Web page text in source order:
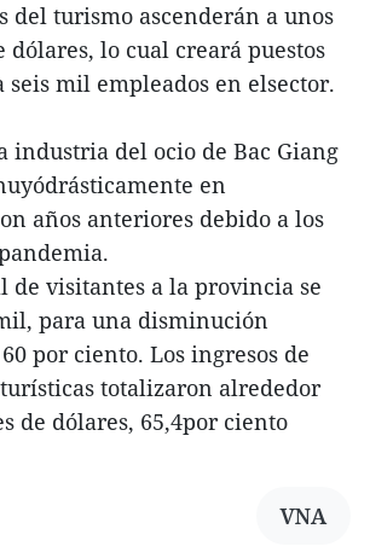
del turismo ascenderán a unos
dólares, lo cual creará puestos
seis mil empleados en elsector.
industria del ocio de Bac Giang
en
años anteriores debido a los
de visitantes a la provincia se
para una disminución
por ciento. Los ingresos de
totalizaron alrededor
de dólares, 65,4por ciento
VNA